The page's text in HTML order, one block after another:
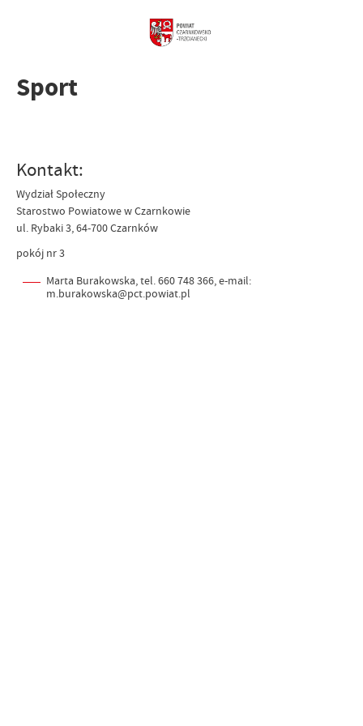
Sport
Kontakt:
Wydział Społeczny
Starostwo Powiatowe w Czarnkowie
ul. Rybaki 3, 64-700 Czarnków
pokój nr 3
Marta Burakowska, tel. 660 748 366, e-mail:
m.burakowska@pct.powiat.pl